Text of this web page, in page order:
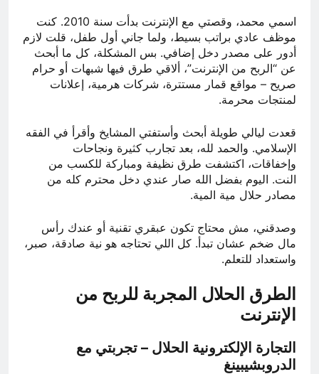
اسمي محمد، وقصتي مع الإنترنت بدأت سنة 2010. كنت
موظف عادي براتب بسيط، ولما جاني أول طفل، قلت لازم
أدور على مصدر دخل إضافي. بس المشكلة، كل ما أبحث
عن “الربح من الإنترنت”، ألاقي طرق فيها شبهات أو حرام
صريح – مواقع قمار مستترة، شركات هرمية، إعلانات
لمنتجات محرمة.
قعدت ليالي طويلة أبحث وأستفتي المشايخ وأقرأ في الفقه
الإسلامي. والحمد لله، بعد تجارب كثيرة ونجاحات
وإخفاقات، اكتشفت طرق نظيفة ومباركة للكسب من
النت. اليوم بفضل الله صار عندي دخل محترم كله من
مصادر حلال مية المية.
وصدقني، مش محتاج تكون عبقري تقنية أو عندك رأس
مال ضخم عشان تبدأ. كل اللي تحتاجه هو نية صادقة، صبر،
واستعداد للتعلم.
الطرق الحلال المجربة للربح من
الإنترنت
التجارة الإلكترونية الحلال – تجربتي مع
الدروبشيبينغ